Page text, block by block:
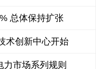
总体保持扩张
术创新中心开始
市场系列规则